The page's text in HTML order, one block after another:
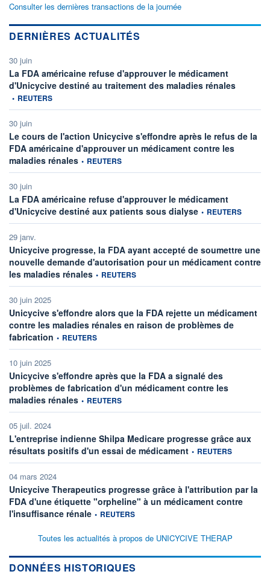
Consulter les dernières transactions de la journée
DERNIÈRES ACTUALITÉS
30 juin
La FDA américaine refuse d'approuver le médicament
d'Unicycive destiné au traitement des maladies rénales
• REUTERS
30 juin
Le cours de l'action Unicycive s'effondre après le refus de la
FDA américaine d'approuver un médicament contre les
maladies rénales information fournie par
• REUTERS
30 juin
La FDA américaine refuse d'approuver le médicament
d'Unicycive destiné aux patients sous dialyse information fournie
• REUTERS
29 janv.
Unicycive progresse, la FDA ayant accepté de soumettre une
nouvelle demande d'autorisation pour un médicament contre
les maladies rénales information fournie par
• REUTERS
30 juin 2025
Unicycive s'effondre alors que la FDA rejette un médicament
contre les maladies rénales en raison de problèmes de
fabrication information fournie par
• REUTERS
10 juin 2025
Unicycive s'effondre après que la FDA a signalé des
problèmes de fabrication d'un médicament contre les
maladies rénales information fournie par
• REUTERS
05 juil. 2024
L'entreprise indienne Shilpa Medicare progresse grâce aux
résultats positifs d'un essai de médicamentinformation fournie par
• REUTERS
04 mars 2024
Unicycive Therapeutics progresse grâce à l'attribution par la
FDA d'une étiquette "orpheline" à un médicament contre
l'insuffisance rénale information fournie par
• REUTERS
Toutes les actualités à propos de UNICYCIVE THERAP
DONNÉES HISTORIQUES